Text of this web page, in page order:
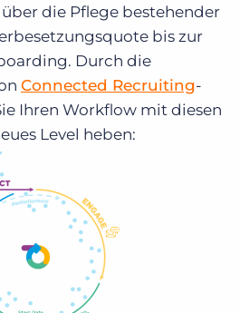
die Pflege bestehender
bis zur
Durch die
Connected Recruiting-
Ihren Workflow mit diesen
Level heben: